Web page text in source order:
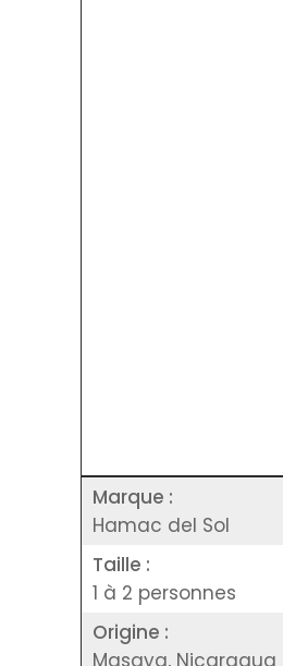
Marque :
Hamac del Sol
Taille :
1 à 2 personnes
Origine :
Masaya, Nicaragua